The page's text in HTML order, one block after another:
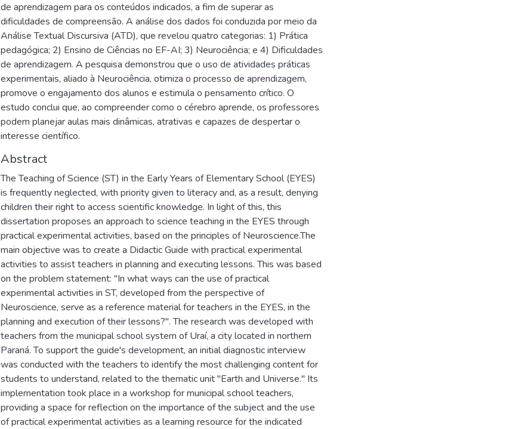
de aprendizagem para os conteúdos indicados, a fim de superar as
dificuldades de compreensão. A análise dos dados foi conduzida por meio da
Análise Textual Discursiva (ATD), que revelou quatro categorias: 1) Prática
pedagógica; 2) Ensino de Ciências no EF-AI; 3) Neurociência; e 4) Dificuldades
de aprendizagem. A pesquisa demonstrou que o uso de atividades práticas
experimentais, aliado à Neurociência, otimiza o processo de aprendizagem,
promove o engajamento dos alunos e estimula o pensamento crítico. O
estudo conclui que, ao compreender como o cérebro aprende, os professores
podem planejar aulas mais dinâmicas, atrativas e capazes de despertar o
interesse científico.
Abstract
The Teaching of Science (ST) in the Early Years of Elementary School (EYES)
is frequently neglected, with priority given to literacy and, as a result, denying
children their right to access scientific knowledge. In light of this, this
dissertation proposes an approach to science teaching in the EYES through
practical experimental activities, based on the principles of Neuroscience.The
main objective was to create a Didactic Guide with practical experimental
activities to assist teachers in planning and executing lessons. This was based
on the problem statement: "In what ways can the use of practical
experimental activities in ST, developed from the perspective of
Neuroscience, serve as a reference material for teachers in the EYES, in the
planning and execution of their lessons?". The research was developed with
teachers from the municipal school system of Uraí, a city located in northern
Paraná. To support the guide's development, an initial diagnostic interview
was conducted with the teachers to identify the most challenging content for
students to understand, related to the thematic unit "Earth and Universe." Its
implementation took place in a workshop for municipal school teachers,
providing a space for reflection on the importance of the subject and the use
of practical experimental activities as a learning resource for the indicated